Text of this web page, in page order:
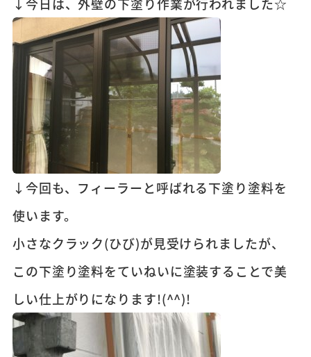
↓今日は、外壁の下塗り作業が行われました☆
↓今回も、フィーラーと呼ばれる下塗り塗料を
使います。
小さなクラック(ひび)が見受けられましたが、
この下塗り塗料をていねいに塗装することで美
しい仕上がりになります!(^^)!